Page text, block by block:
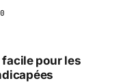
facile pour les